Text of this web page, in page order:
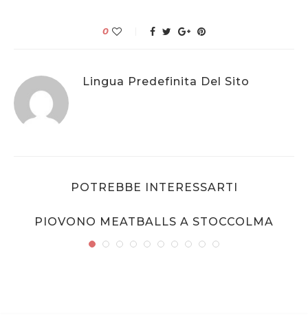
0
Lingua Predefinita Del Sito
POTREBBE INTERESSARTI
PIOVONO MEATBALLS A STOCCOLMA